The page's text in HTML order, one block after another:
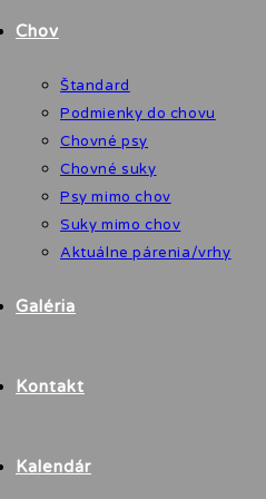
Chov
Štandard
Podmienky do chovu
Chovné psy
Chovné suky
Psy mimo chov
Suky mimo chov
Aktuálne párenia/vrhy
Galéria
Kontakt
Kalendár